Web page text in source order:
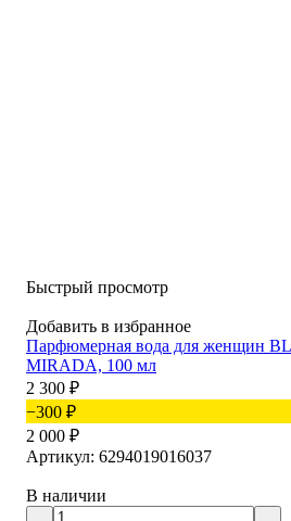
Быстрый просмотр
Добавить в избранное
Парфюмерная вода для женщин
MIRADA, 100 мл
2 300 ₽
−300 ₽
2 000 ₽
Артикул: 6294019016037
В наличии